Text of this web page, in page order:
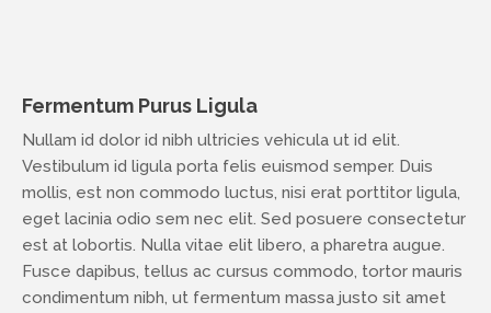
Fermentum Purus Ligula
Nullam id dolor id nibh ultricies vehicula ut id elit.
Vestibulum id ligula porta felis euismod semper. Duis
mollis, est non commodo luctus, nisi erat porttitor ligula,
eget lacinia odio sem nec elit. Sed posuere consectetur
est at lobortis. Nulla vitae elit libero, a pharetra augue.
Fusce dapibus, tellus ac cursus commodo, tortor mauris
condimentum nibh, ut fermentum massa justo sit amet